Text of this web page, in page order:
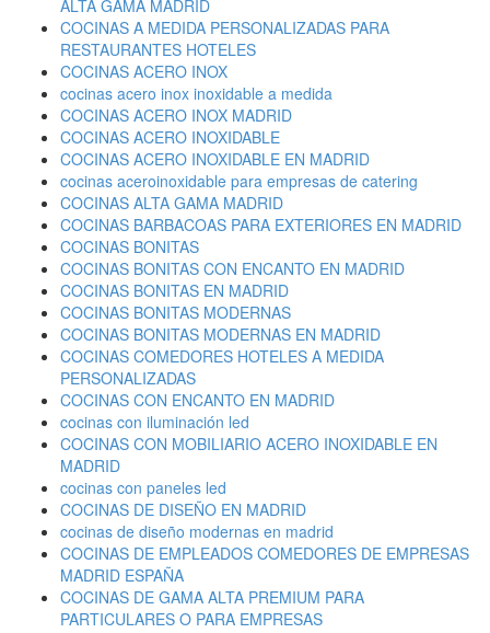
ALTA GAMA MADRID
COCINAS A MEDIDA PERSONALIZADAS PARA
RESTAURANTES HOTELES
COCINAS ACERO INOX
cocinas acero inox inoxidable a medida
COCINAS ACERO INOX MADRID
COCINAS ACERO INOXIDABLE
COCINAS ACERO INOXIDABLE EN MADRID
cocinas aceroinoxidable para empresas de catering
COCINAS ALTA GAMA MADRID
COCINAS BARBACOAS PARA EXTERIORES EN MADRID
COCINAS BONITAS
COCINAS BONITAS CON ENCANTO EN MADRID
COCINAS BONITAS EN MADRID
COCINAS BONITAS MODERNAS
COCINAS BONITAS MODERNAS EN MADRID
COCINAS COMEDORES HOTELES A MEDIDA
PERSONALIZADAS
COCINAS CON ENCANTO EN MADRID
cocinas con iluminación led
COCINAS CON MOBILIARIO ACERO INOXIDABLE EN
MADRID
cocinas con paneles led
COCINAS DE DISEÑO EN MADRID
cocinas de diseño modernas en madrid
COCINAS DE EMPLEADOS COMEDORES DE EMPRESAS
MADRID ESPAÑA
COCINAS DE GAMA ALTA PREMIUM PARA
PARTICULARES O PARA EMPRESAS